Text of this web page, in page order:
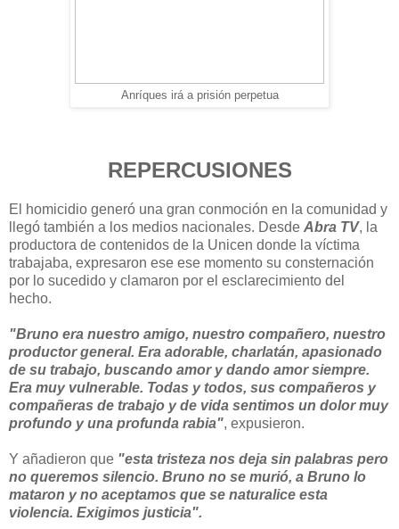
Anríques irá a prisión perpetua
REPERCUSIONES
El homicidio generó una gran conmoción en la comunidad y
llegó también a los medios nacionales. Desde Abra TV, la
productora de contenidos de la Unicen donde la víctima
trabajaba, expresaron ese ese momento su consternación
por lo sucedido y clamaron por el esclarecimiento del
hecho.
"Bruno era nuestro amigo, nuestro compañero, nuestro
productor general. Era adorable, charlatán, apasionado
de su trabajo, buscando amor y dando amor siempre.
Era muy vulnerable. Todas y todos, sus compañeros y
compañeras de trabajo y de vida sentimos un dolor muy
profundo y una profunda rabia", expusieron.
Y añadieron que "esta tristeza nos deja sin palabras pero
no queremos silencio. Bruno no se murió, a Bruno lo
mataron y no aceptamos que se naturalice esta
violencia. Exigimos justicia".